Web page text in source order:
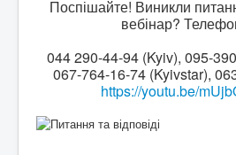
Поспішайте! Виникли
вебінар?
044 290-44-94 (Kyiv), 095-
067-764-16-74 (Kyivstar),
https://youtu.be/